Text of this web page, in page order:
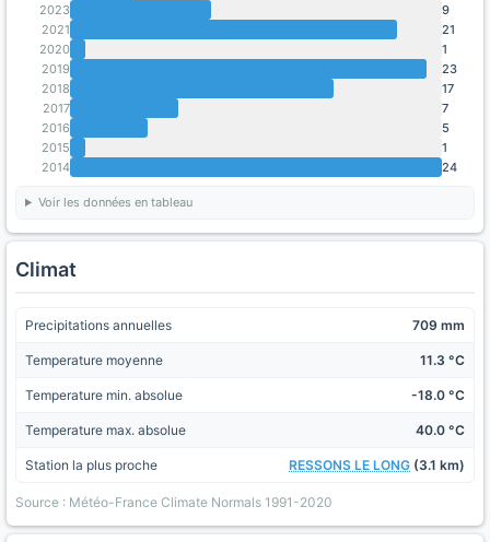
2023
9
2021
21
2020
1
2019
23
2018
17
2017
7
2016
5
2015
1
2014
24
Voir les données en tableau
Climat
Precipitations annuelles 709 mm
Temperature moyenne 11.3 °C
Temperature min. absolue -18.0 °C
Temperature max. absolue 40.0 °C
Station la plus proche RESSONS LE LONG (3.1 km)
Source : Météo-France Climate Normals 1991-2020